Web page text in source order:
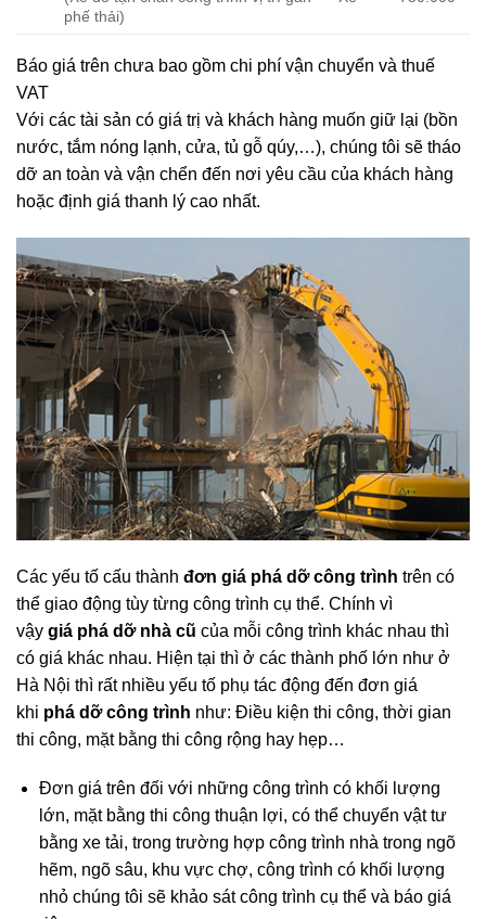
phế thải)
Báo giá trên chưa bao gồm chi phí vận chuyển và thuế
VAT
Với các tài sản có giá trị và khách hàng muốn giữ lại (bồn
nước, tắm nóng lạnh, cửa, tủ gỗ qúy,…), chúng tôi sẽ tháo
dỡ an toàn và vận chển đến nơi yêu cầu của khách hàng
hoặc định giá thanh lý cao nhất.
Các yếu tố cấu thành đơn giá phá dỡ công trình trên có
thể giao động tùy từng công trình cụ thể. Chính vì
vậy giá phá dỡ nhà cũ của mỗi công trình khác nhau thì
có giá khác nhau. Hiện tại thì ở các thành phố lớn như ở
Hà Nội thì rất nhiều yếu tố phụ tác động đến đơn giá
khi phá dỡ công trình như: Điều kiện thi công, thời gian
thi công, mặt bằng thi công rộng hay hẹp…
Đơn giá trên đối với những công trình có khối lượng
lớn, mặt bằng thi công thuận lợi, có thể chuyển vật tư
bằng xe tải, trong trường hợp công trình nhà trong ngõ
hẽm, ngõ sâu, khu vực chợ, công trình có khối lượng
nhỏ chúng tôi sẽ khảo sát công trình cụ thể và báo giá